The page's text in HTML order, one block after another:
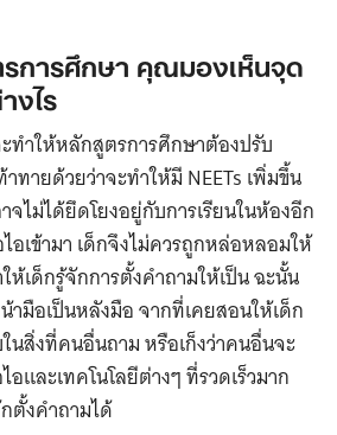
การศึกษา คุณมองเห็นจุด
ไร
ทำให้หลักสูตรการศึกษาต้องปรับ
ทายด้วยว่าจะทำให้มี NEETs เพิ่มขึ้น
จไม่ได้ยึดโยงอยู่กับการเรียนในห้องอีก
อเข้ามา เด็กจึงไม่ควรถูกหล่อหลอมให้
เด็กรู้จักการตั้งคำถามให้เป็น ฉะนั้น
มือเป็นหลังมือ จากที่เคยสอนให้เด็ก
นสิ่งที่คนอื่นถาม หรือเก็งว่าคนอื่นจะ
อและเทคโนโลยีต่างๆ ที่รวดเร็วมาก
ตั้งคําถามได้